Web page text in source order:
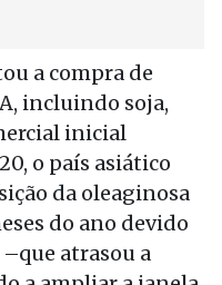
a compra de
incluindo soja,
inicial
o país asiático
da oleaginosa
do ano devido
atrasou a